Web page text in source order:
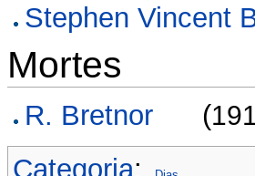
Stephen Vincent
Mortes
R. Bretnor (
Categoria: